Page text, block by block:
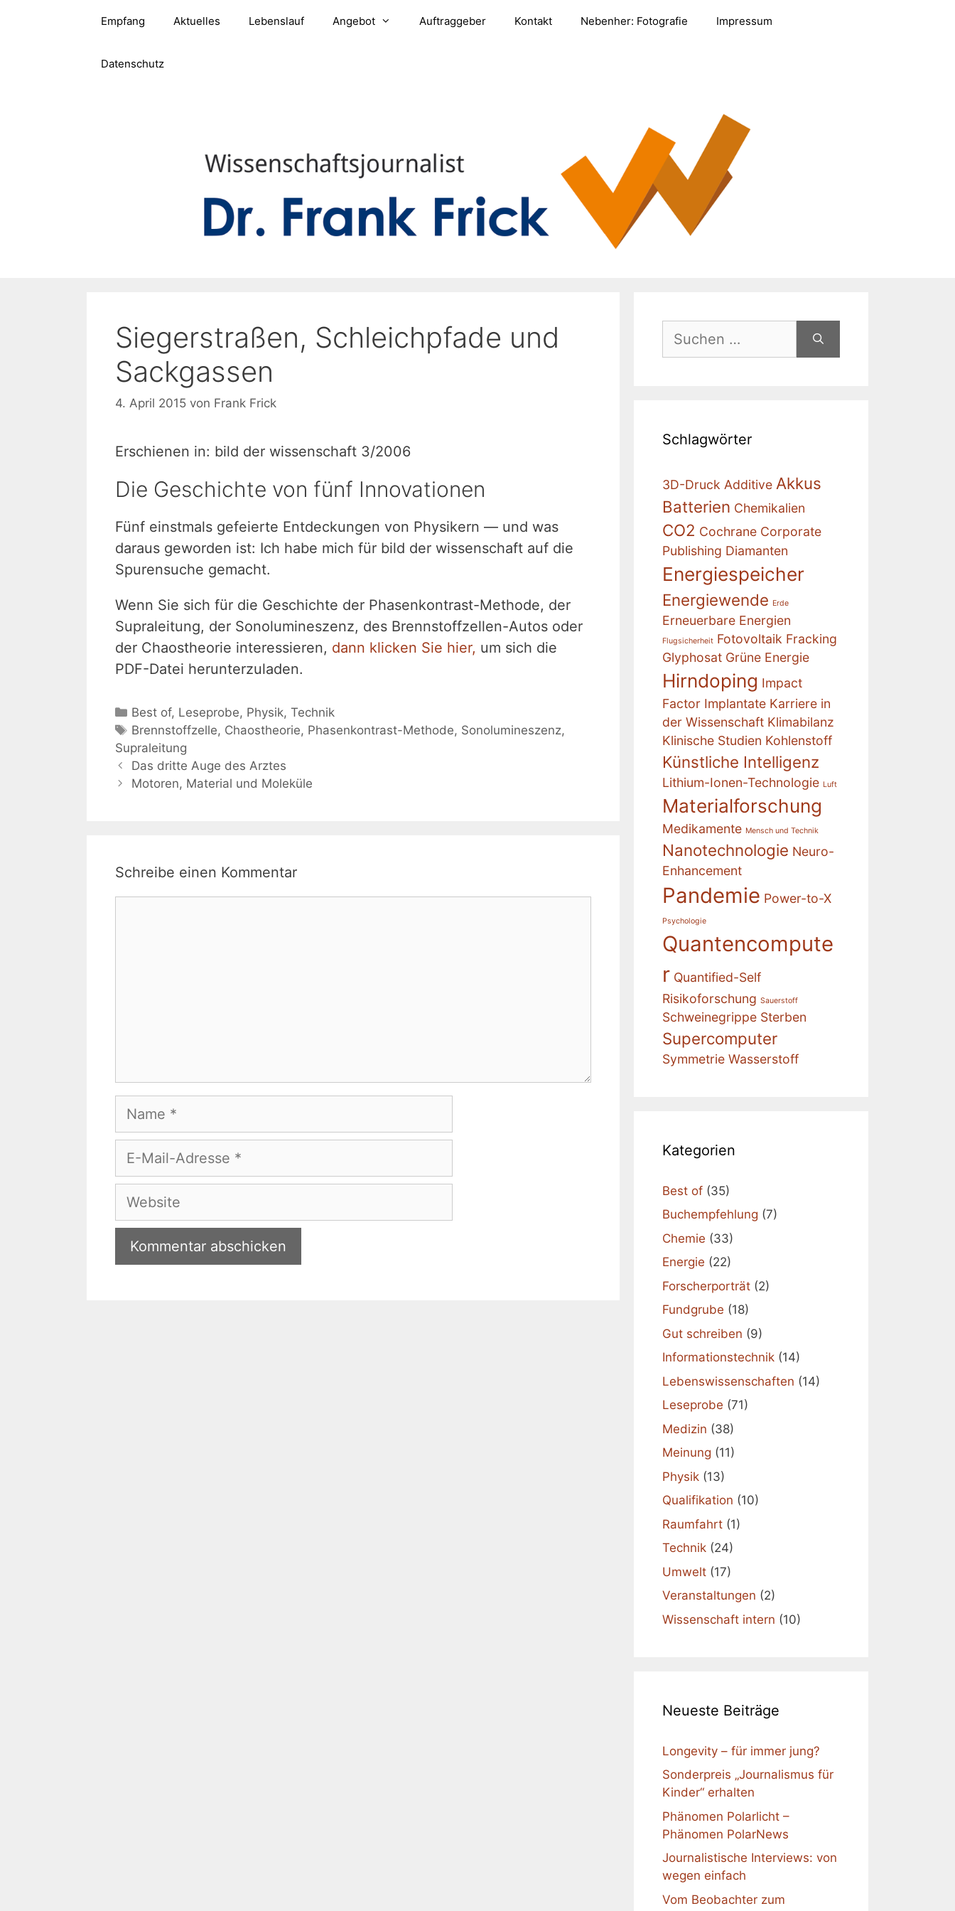
Empfang Aktuelles Lebenslauf Angebot Auftraggeber Kontakt Nebenher: Fotografie Impressum
Datenschutz
Siegerstraßen, Schleichpfade und
Sackgassen
4. April 2015 von Frank Frick
Erschienen in: bild der wissenschaft 3/2006
Die Geschichte von fünf Innovationen
Fünf einstmals gefeierte Entdeckungen von Physikern — und was
daraus geworden ist: Ich habe mich für bild der wissenschaft auf die
Spurensuche gemacht.
Wenn Sie sich für die Geschichte der Phasenkontrast-Methode, der
Supraleitung, der Sonolumineszenz, des Brennstoffzellen-Autos oder
der Chaostheorie interessieren, dann klicken Sie hier, um sich die
PDF-Datei herunterzuladen.
Kategorien
Best of, Leseprobe, Physik,Technik
Schlagwörter
Brennstoffzelle, Chaostheorie, Phasenkontrast-Methode, Sonolumineszenz,
Supraleitung
Das dritte Auge des Arztes
Motoren, Material und Moleküle
Schreibe einen Kommentar
Name
E-
Adresse
Website
nach:
Schlagwörter
3D-Druck Additive Akkus
Batterien Chemikalien
CO2 Cochrane Corporate
Publishing Diamanten
Energiespeicher
Energiewende Erde
Erneuerbare Energien
Flugsicherheit Fotovoltaik Fracking
Glyphosat Grüne Energie
Hirndoping Impact
Factor Implantate Karriere in
der Wissenschaft Klimabilanz
Klinische Studien Kohlenstoff
Künstliche Intelligenz
Lithium-Ionen-Technologie Luft
Materialforschung
Medikamente Mensch und Technik
Nanotechnologie Neuro-
Enhancement
Pandemie Power-to-X
Psychologie
Quantencompute
r Quantified-Self
Risikoforschung Sauerstoff
Schweinegrippe Sterben
Supercomputer
Symmetrie Wasserstoff
Kategorien
Best of (35)
Buchempfehlung (7)
Chemie (33)
Energie (22)
Forscherporträt (2)
Fundgrube (18)
Gut schreiben (9)
Informationstechnik (14)
Lebenswissenschaften (14)
Leseprobe (71)
Medizin (38)
Meinung (11)
Physik (13)
Qualifikation (10)
Raumfahrt (1)
Technik (24)
Umwelt (17)
Veranstaltungen (2)
Wissenschaft intern (10)
Neueste Beiträge
Longevity – für immer jung?
Sonderpreis „Journalismus für
Kinder“ erhalten
Phänomen Polarlicht –
Phänomen PolarNews
Journalistische Interviews: von
wegen einfach
Vom Beobachter zum